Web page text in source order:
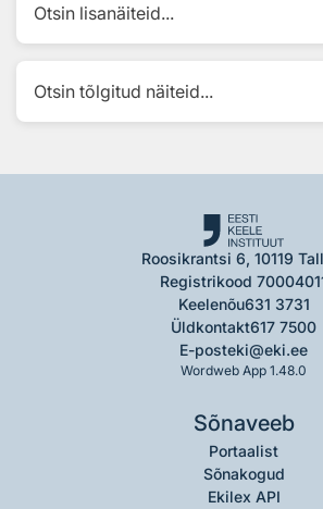
Otsin lisanäiteid...
Otsin tõlgitud näiteid...
Roosikrantsi 6, 10119
Registrikood
Keelenõu631 3731
Üldkontakt617 7500
E-posteki@eki.ee
Wordweb App 1.48.0
Sõnaveeb
Portaalist
Sõnakogud
Ekilex API